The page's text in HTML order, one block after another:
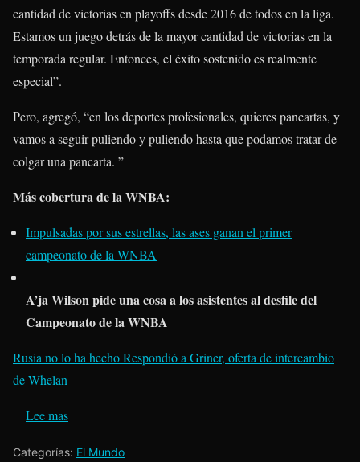
cantidad de victorias en playoffs desde 2016 de todos en la liga.
Estamos un juego detrás de la mayor cantidad de victorias en la
temporada regular. Entonces, el éxito sostenido es realmente
especial”.
Pero, agregó, “en los deportes profesionales, quieres pancartas, y
vamos a seguir puliendo y puliendo hasta que podamos tratar de
colgar una pancarta. ”
Más cobertura de la WNBA:
Impulsadas por sus estrellas, las ases ganan el primer
campeonato de la WNBA
A’ja Wilson pide una cosa a los asistentes al desfile del
Campeonato de la WNBA
Rusia no lo ha hecho Respondió a Griner, oferta de intercambio
de Whelan
Lee mas
Categorías: El Mundo